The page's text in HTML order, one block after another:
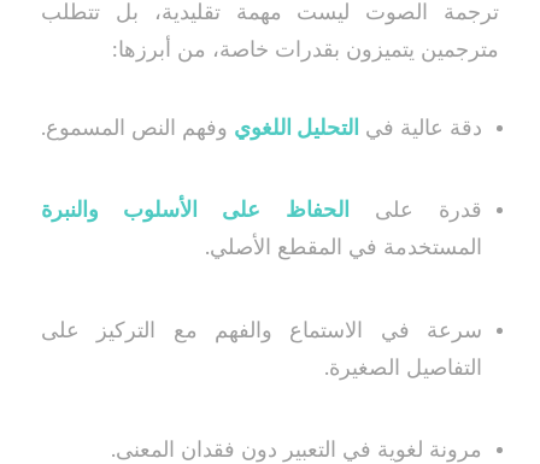
ترجمة الصوت ليست مهمة تقليدية، بل تتطلب
مترجمين يتميزون بقدرات خاصة، من أبرزها:
دقة عالية في التحليل اللغوي وفهم النص المسموع.
قدرة على
الحفاظ على الأسلوب والنبرة
المستخدمة في المقطع الأصلي.
سرعة في الاستماع والفهم مع التركيز على
التفاصيل الصغيرة.
مرونة لغوية في التعبير دون فقدان المعنى.